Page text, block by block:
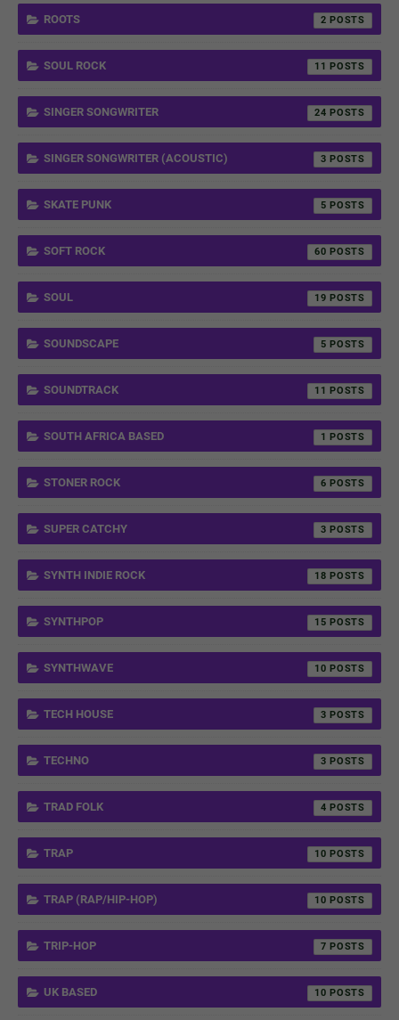
ROOTS 2
SOUL ROCK 11
SINGER SONGWRITER 24
SINGER SONGWRITER (ACOUSTIC) 3
SKATE PUNK 5
SOFT ROCK 60
SOUL 19
SOUNDSCAPE 5
SOUNDTRACK 11
SOUTH AFRICA BASED 1
STONER ROCK 6
SUPER CATCHY 3
SYNTH INDIE ROCK 18
SYNTHPOP 15
SYNTHWAVE 10
TECH HOUSE 3
TECHNO 3
TRAD FOLK 4
TRAP 10
TRAP (RAP/HIP-HOP) 10
TRIP-HOP 7
UK BASED 10